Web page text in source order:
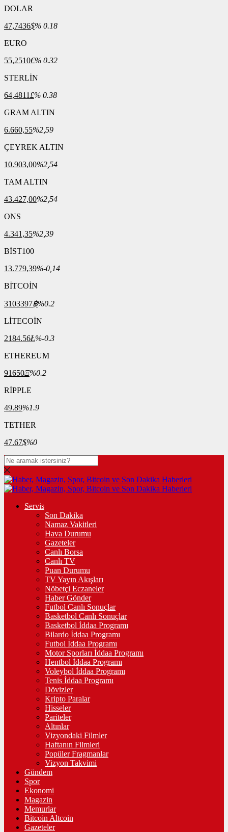
DOLAR
47,7436$% 0.18
EURO
55,2510€% 0.32
STERLİN
64,4811£% 0.38
GRAM ALTIN
6.660,55%2,59
ÇEYREK ALTIN
10.903,00%2,54
TAM ALTIN
43.427,00%2,54
ONS
4.341,35%2,39
BİST100
13.779,39%-0,14
BİTCOİN
3103397฿%0.2
LİTECOİN
2184.56Ł%-0.3
ETHEREUM
91650Ξ%0.2
RİPPLE
49.89%1.9
TETHER
47.67$%0
Servis
Son Dakika
Namaz Vakitleri
Hava Durumu
Gazeteler
Canlı Borsa
Canlı TV
Puan Durumu
TV Yayın Akışları
Nöbetçi Eczaneler
Haber Gönder
Futbol Canlı Sonuçlar
Basketbol Canlı Sonuçlar
Basketbol İddaa Programı
Bilardo İddaa Programı
Futbol İddaa Programı
Motor Sporları İddaa Programı
Hentbol İddaa Programı
Voleybol İddaa Programı
Tenis İddaa Programı
Dövizler
Kripto Paralar
Hisseler
Pariteler
Altınlar
Vizyondaki Filmler
Haftanın Filmleri
Popüler Fragmanlar
Vizyon Takvimi
Gündem
Spor
Ekonomi
Magazin
Memurlar
Bitcoin Altcoin
Gazeteler